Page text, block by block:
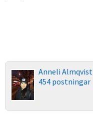
Anneli Almqvist
454 postningar